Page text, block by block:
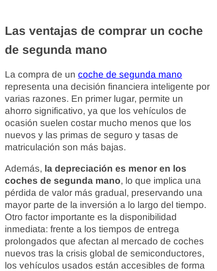
Las ventajas de comprar un coche
de segunda mano
La compra de un coche de segunda mano
representa una decisión financiera inteligente por
varias razones. En primer lugar, permite un
ahorro significativo, ya que los vehículos de
ocasión suelen costar mucho menos que los
nuevos y las primas de seguro y tasas de
matriculación son más bajas.
Además, la depreciación es menor en los
coches de segunda mano, lo que implica una
pérdida de valor más gradual, preservando una
mayor parte de la inversión a lo largo del tiempo.
Otro factor importante es la disponibilidad
inmediata: frente a los tiempos de entrega
prolongados que afectan al mercado de coches
nuevos tras la crisis global de semiconductores,
los vehículos usados están accesibles de forma